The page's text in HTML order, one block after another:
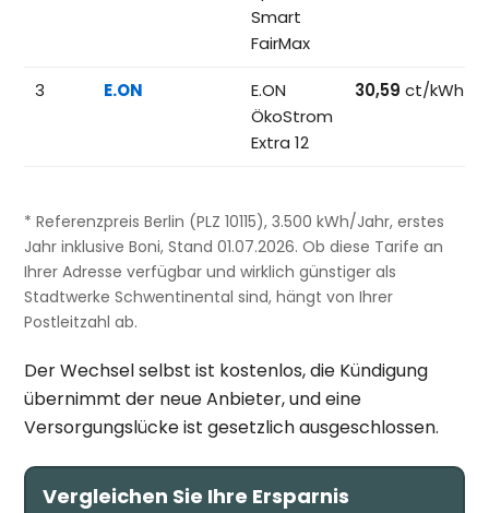
Smart
FairMax
3 E.ON
E.ON
ÖkoStrom
Extra 12
30,59 ct/kWh
* Referenzpreis Berlin (PLZ 10115), 3.500 kWh/Jahr, erstes
Jahr inklusive Boni, Stand 01.07.2026. Ob diese Tarife an
Ihrer Adresse verfügbar und wirklich günstiger als
Stadtwerke Schwentinental sind, hängt von Ihrer
Postleitzahl ab.
Der Wechsel selbst ist kostenlos, die Kündigung
übernimmt der neue Anbieter, und eine
Versorgungslücke ist gesetzlich ausgeschlossen.
Vergleichen Sie Ihre Ersparnis